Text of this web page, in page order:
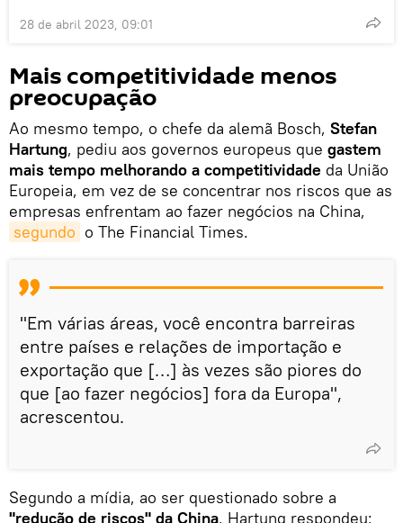
28 de abril 2023, 09:01
Mais competitividade menos
preocupação
Ao mesmo tempo, o chefe da alemã Bosch, Stefan
Hartung, pediu aos governos europeus que gastem
mais tempo melhorando a competitividade da União
Europeia, em vez de se concentrar nos riscos que as
empresas enfrentam ao fazer negócios na China,
segundo o The Financial Times.
"Em várias áreas, você encontra barreiras
entre países e relações de importação e
exportação que […] às vezes são piores do
que [ao fazer negócios] fora da Europa",
acrescentou.
Segundo a mídia, ao ser questionado sobre a
"redução de riscos" da China, Hartung respondeu: